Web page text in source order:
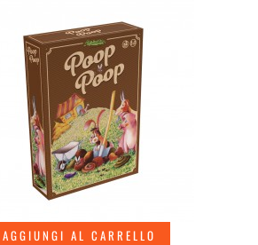
AGGIUNGI AL CARRELLO